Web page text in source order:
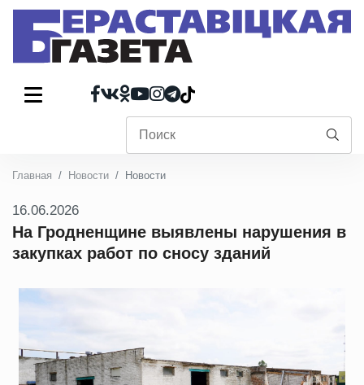
Главная Новости Новости
16.06.2026
На Гродненщине выявлены нарушения в
закупках работ по сносу зданий